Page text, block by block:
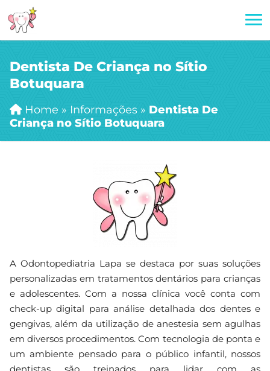
Dentista De Criança no Sítio
Botuquara
Home » Informações » Dentista De
Criança no Sítio Botuquara
A Odontopediatria Lapa se destaca por suas soluções
personalizadas em tratamentos dentários para crianças
e adolescentes. Com a nossa clínica você conta com
check-up digital para análise detalhada dos dentes e
gengivas, além da utilização de anestesia sem agulhas
em diversos procedimentos. Com tecnologia de ponta e
um ambiente pensado para o público infantil, nossos